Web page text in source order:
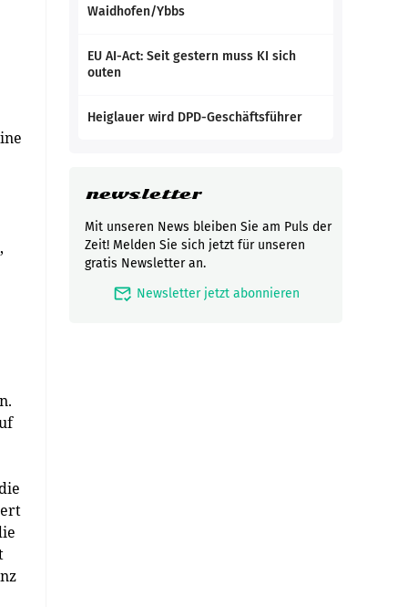
Waidhofen/Ybbs
EU AI-Act: Seit gestern muss KI sich
outen
Heiglauer wird DPD-Geschäftsführer
newsletter
Mit unseren News bleiben Sie am Puls der
Zeit! Melden Sie sich jetzt für unseren
gratis Newsletter an.
mark_email_read Newsletter jetzt abonnieren